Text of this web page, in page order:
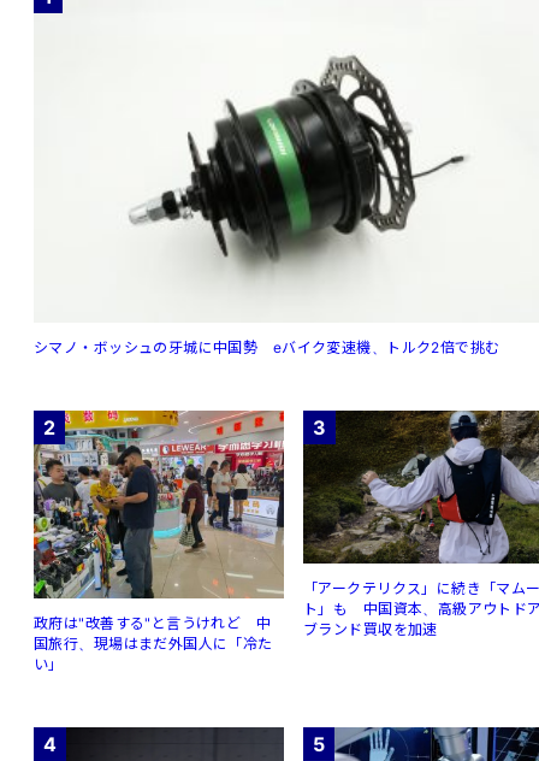
シマノ・ボッシュの牙城に中国勢 eバイク変速機、トルク2倍で挑む
2
政府は"改善する"と言うけれど 中
国旅行、現場はまだ外国人に「冷た
い」
3
「アークテリクス」に続き「マム
ト」も 中国資本、高級アウトド
ブランド買収を加速
4 5